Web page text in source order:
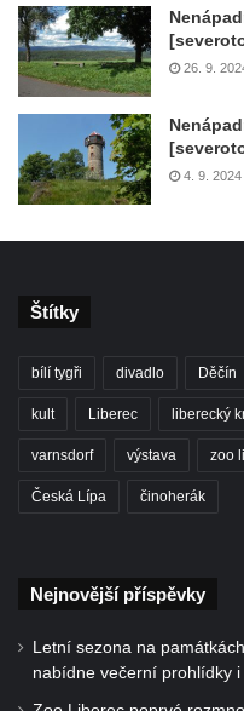
26. 9.
4. 9. 2024
Štítky
bílí tygři divadlo Děčín
kult Liberec liberecký
varnsdorf výstava zoo
Česká Lípa činoherák
Nejnovější příspěvky
Letní sezona na
nabídne večerní prohlídky